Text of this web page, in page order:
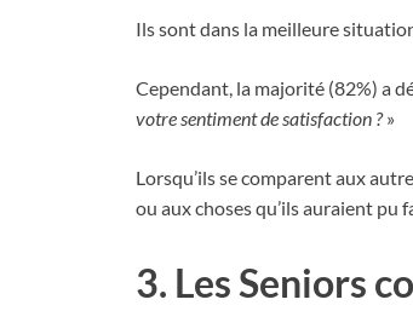
Ils sont dans la meilleure
Cependant, la majorité (82%) a
votre sentiment de satisfaction ?»
Lorsqu’ils se comparent aux
ou aux choses qu’ils auraient pu
3. Les Seniors